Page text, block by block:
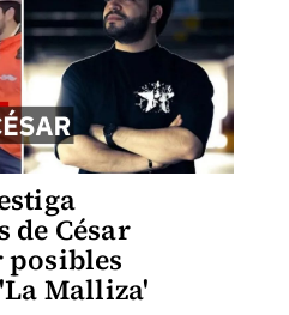
César
posibles
Malliza'